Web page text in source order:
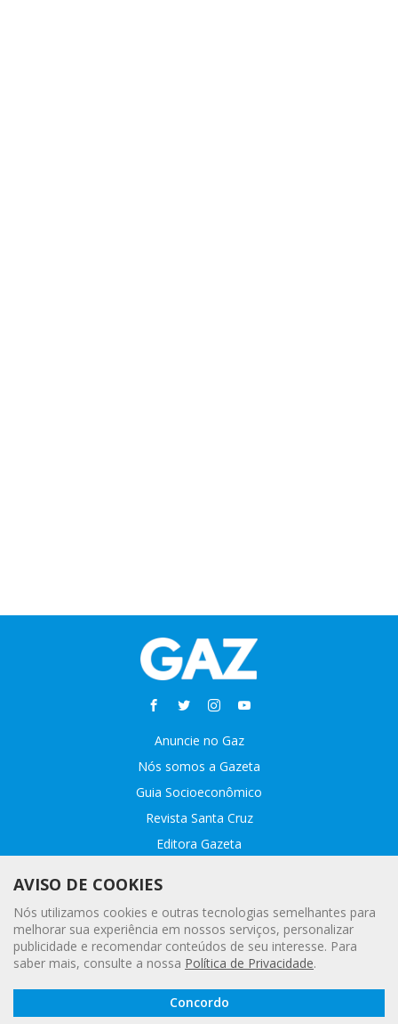
Leia a
Digital
Anuncie no Gaz
Nós somos a Gazeta
Guia Socioeconômico
Revista Santa Cruz
Editora Gazeta
Fale conosco
Webmail
Assinatura Premiada
Política Geral de Privacidade e Proteção
de Dados Pessoais
AVISO DE COOKIES
Nós utilizamos cookies e outras tecnologias semelhantes para
melhorar sua experiência em nossos serviços, personalizar
publicidade e recomendar conteúdos de seu interesse. Para
saber mais, consulte a nossa Política de Privacidade.
Concordo